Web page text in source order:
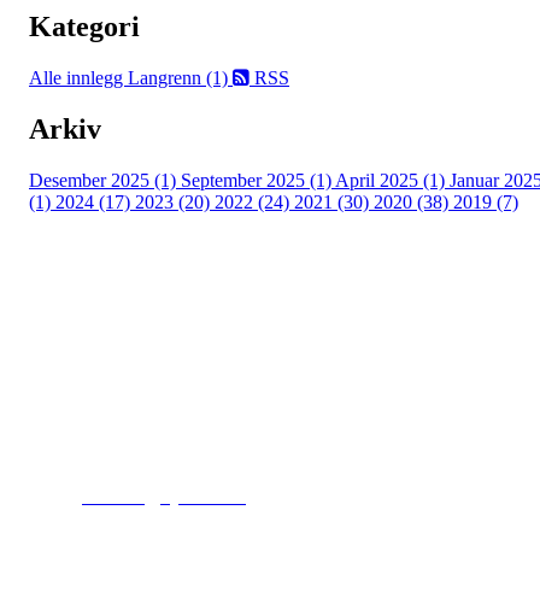
Kategori
Alle innlegg Langrenn (1) RSS
Arkiv
Desember 2025 (1) September 2025 (1) April 2025 (1) Januar
(1) 2024 (17) 2023 (20) 2022 (24) 2021 (30) 2020 (38) 2019 (7)